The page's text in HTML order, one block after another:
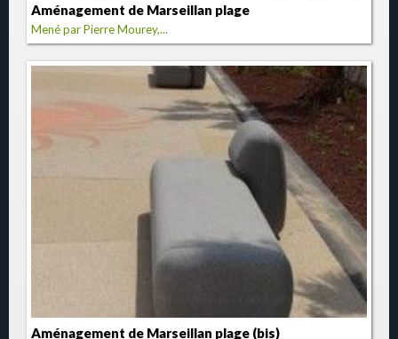
Aménagement de Marseillan plage
Mené par Pierre Mourey,...
Aménagement de Marseillan plage (bis)